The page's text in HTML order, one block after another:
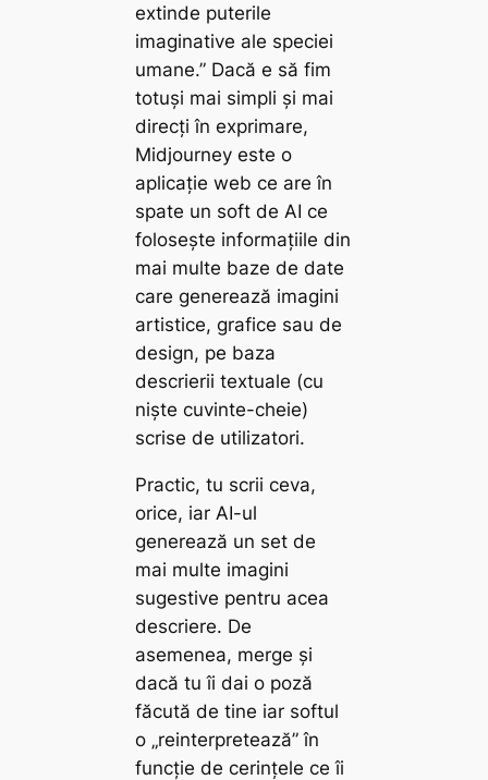
extinde puterile
imaginative ale speciei
umane.” Dacă e să fim
totuși mai simpli și mai
direcți în exprimare,
Midjourney este o
aplicație web ce are în
spate un soft de AI ce
folosește informațiile din
mai multe baze de date
care generează imagini
artistice, grafice sau de
design, pe baza
descrierii textuale (cu
niște cuvinte-cheie)
scrise de utilizatori.
Practic, tu scrii ceva,
orice, iar AI-ul
generează un set de
mai multe imagini
sugestive pentru acea
descriere. De
asemenea, merge și
dacă tu îi dai o poză
făcută de tine iar softul
o „reinterpretează” în
funcție de cerințele ce îi